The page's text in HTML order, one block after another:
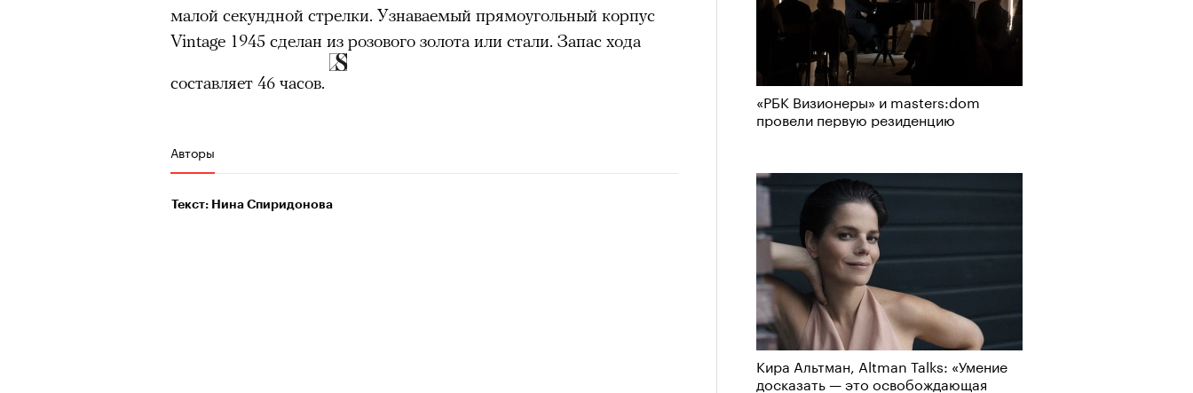
«РБК Визионеры» и masters:dom
провели первую резиденцию
Кира Альтман, Altman Talks: «Умение
досказать — это освобождающая
малой секундной стрелки. Узнаваемый прямоугольный корпус
Vintage 1945 сделан из розового золота или стали. Запас хода
составляет 46 часов.
Авторы
Текст: Нина Спиридонова